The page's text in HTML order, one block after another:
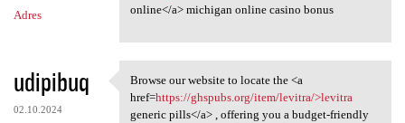
Adres
online</a> michigan online casino bonus
udipibuq
02.10.2024
Browse our website to locate
Browse our website to locate the <a
href=https://ghspubs.org/item/levitra/>levitra
generic pills</a> , offering you a budget-friendly